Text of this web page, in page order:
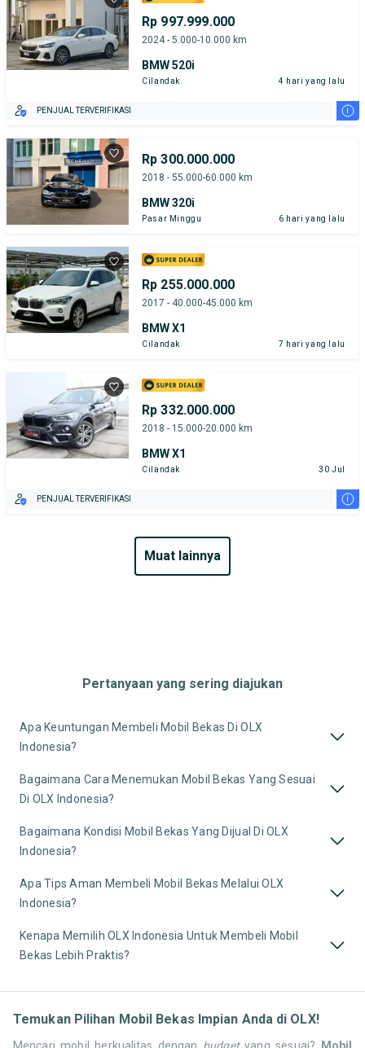
Rp 997.999.000
2024 - 5.000-10.000 km
BMW 520i
Cilandak 4 hari yang lalu
PENJUAL TERVERIFIKASI i
Rp 300.000.000
2018 - 55.000-60.000 km
BMW 320i
Pasar Minggu 6 hari yang lalu
Rp 255.000.000
2017 - 40.000-45.000 km
BMW X1
Cilandak 7 hari yang lalu
Rp 332.000.000
2018 - 15.000-20.000 km
BMW X1
Cilandak 30 Jul
PENJUAL TERVERIFIKASI i
muat lainnya
Pertanyaan yang sering diajukan
Apa Keuntungan Membeli Mobil Bekas Di OLX
Indonesia?
Bagaimana Cara Menemukan Mobil Bekas Yang Sesuai
Di OLX Indonesia?
Bagaimana Kondisi Mobil Bekas Yang Dijual Di OLX
Indonesia?
Apa Tips Aman Membeli Mobil Bekas Melalui OLX
Indonesia?
Kenapa Memilih OLX Indonesia Untuk Membeli Mobil
Bekas Lebih Praktis?
Temukan Pilihan Mobil Bekas Impian Anda di OLX!
Mencari mobil berkualitas dengan budgetyang sesuai? Mobil